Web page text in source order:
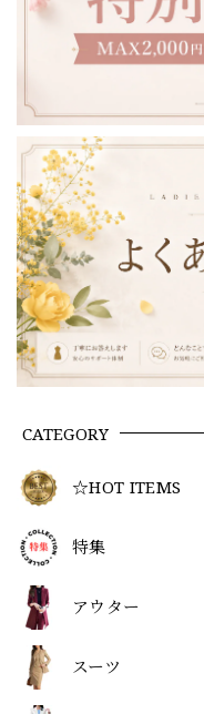
CATEGORY
☆HOT ITEMS
特集
アウター
スーツ